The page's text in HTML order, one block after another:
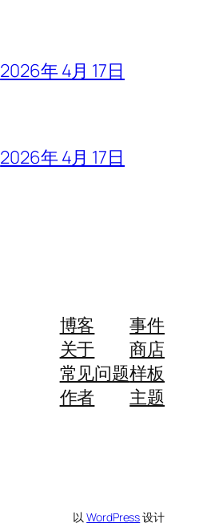
2026年 4月 17日
2026年 4月 17日
博客
关于
常见问题
作者
事件
商店
样板
主题
以WordPress设计